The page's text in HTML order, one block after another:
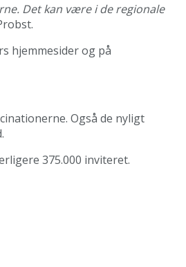
Det kan være i de regionale
hjemmesider og på
Også de nyligt
375.000 inviteret.